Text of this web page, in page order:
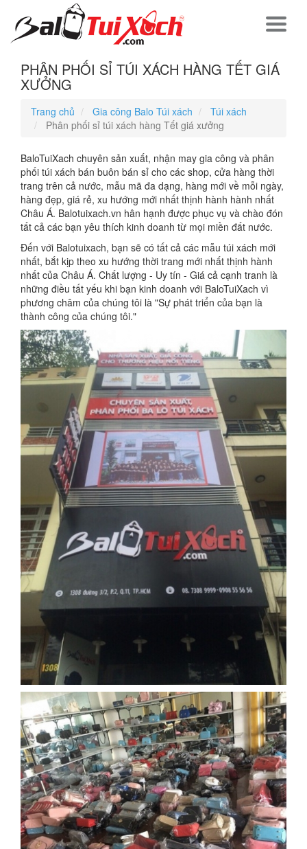
PHÂN PHỐI SỈ TÚI XÁCH HÀNG TẾT GIÁ
XƯỞNG
Trang chủ Gia công Balo Túi xách
Túi xách
Phân phối sỉ túi xách hàng Tết giá xưởng
BaloTuiXach chuyên sản xuất, nhận may gia công và phân
phối túi xách bán buôn bán sỉ cho các shop, cửa hàng thời
trang trên cả nước, mẫu mã đa dạng, hàng mới về mỗi ngày,
hàng đẹp, giá rẻ, xu hướng mới nhất thịnh hành hành nhất
Châu Á. Balotuixach.vn hân hạnh được phục vụ và chào đón
tất cả các bạn yêu thích kinh doanh từ mọi miền đất nước.
Đến với Balotuixach, bạn sẽ có tất cả các mẫu túi xách mới
nhất, bắt kịp theo xu hướng thời trang mới nhất thịnh hành
nhất của Châu Á. Chất lượng - Uy tín - Giá cả cạnh tranh là
những điều tất yếu khi bạn kinh doanh với BaloTuiXach vì
phương châm của chúng tôi là "Sự phát triển của bạn là
thành công của chúng tôi."